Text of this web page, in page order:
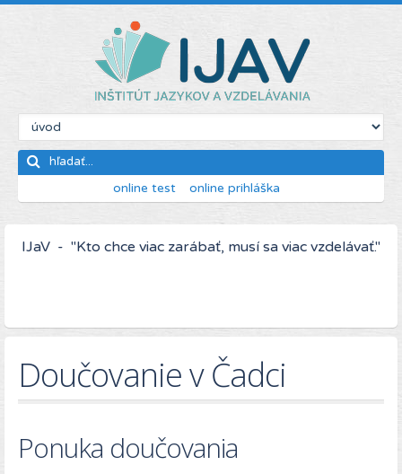
online test online prihláška
IJaV - "Kto chce viac zarábať, musí sa viac vzdelávať."
Doučovanie v Čadci
Ponuka doučovania